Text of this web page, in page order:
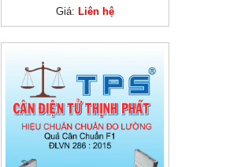
Giá: Liên hệ